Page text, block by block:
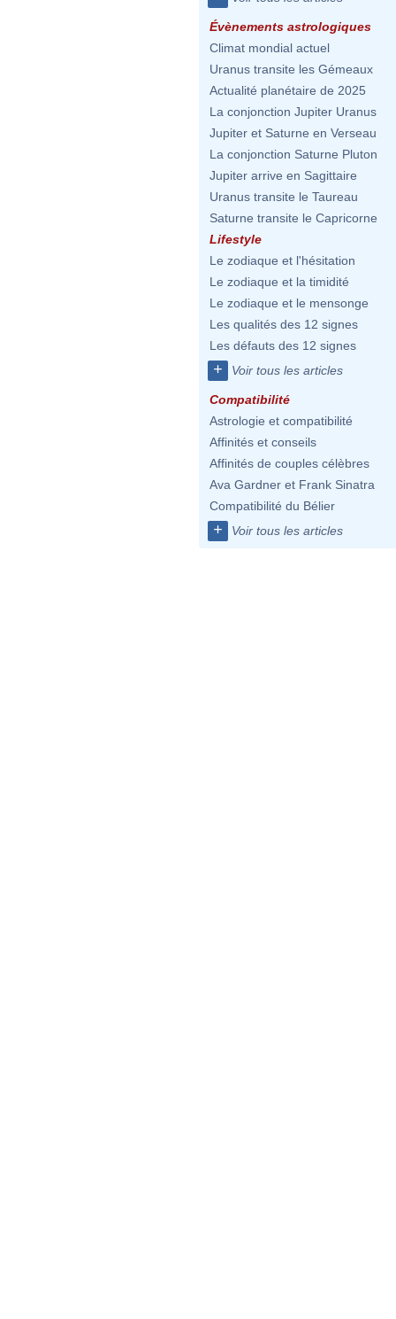
Évènements astrologiques
Climat mondial actuel
Uranus transite les Gémeaux
Actualité planétaire de 2025
La conjonction Jupiter Uranus
Jupiter et Saturne en Verseau
La conjonction Saturne Pluton
Jupiter arrive en Sagittaire
Uranus transite le Taureau
Saturne transite le Capricorne
Lifestyle
Le zodiaque et l'hésitation
Le zodiaque et la timidité
Le zodiaque et le mensonge
Les qualités des 12 signes
Les défauts des 12 signes
+ Voir tous les articles
Compatibilité
Astrologie et compatibilité
Affinités et conseils
Affinités de couples célèbres
Ava Gardner et Frank Sinatra
Compatibilité du Bélier
+ Voir tous les articles